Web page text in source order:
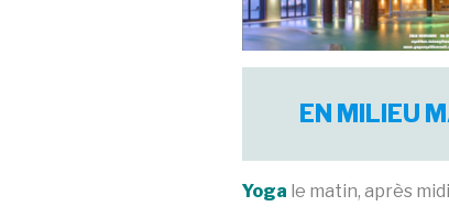
EN MILIEU
Yoga le matin, après